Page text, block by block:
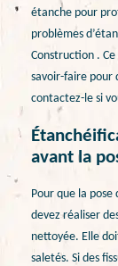
étanche pour
problèmes
Construction .
savoir-faire pour
contactez-le si
avant la
Pour que la pose
devez réaliser
nettoyée. Elle
saletés. Si des